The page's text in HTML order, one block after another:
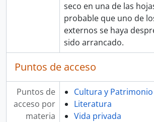
seco en una de las
probable que uno de
externos se haya
sido arrancado.
Puntos de acceso
Puntos de
acceso por
materia
Cultura y Patrimonio
Literatura
Vida privada